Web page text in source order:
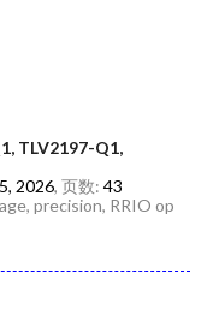
TLV2197-Q1,
2026, 页数: 43
precision, RRIO op